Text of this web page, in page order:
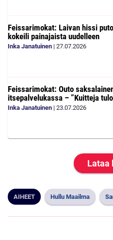
Feissarimokat: Laivan hissi
kokeili painajaista uudelleen
Inka Janatuinen | 27.07.2026
Feissarimokat: Outo
itsepalvelukassa – ”Kuitteja
Inka Janatuinen | 23.07.2026
Lataa
AIHEET Hullu Maailma